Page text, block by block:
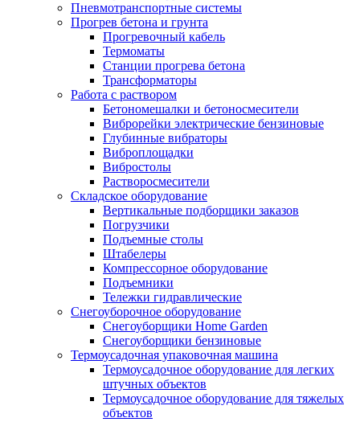
Пневмотранспортные системы
Прогрев бетона и грунта
Прогревочный кабель
Термоматы
Станции прогрева бетона
Трансформаторы
Работа с раствором
Бетономешалки и бетоносмесители
Виброрейки электрические бензиновые
Глубинные вибраторы
Виброплощадки
Вибростолы
Растворосмесители
Складское оборудование
Вертикальные подборщики заказов
Погрузчики
Подъемные столы
Штабелеры
Компрессорное оборудование
Подъемники
Тележки гидравлические
Снегоуборочное оборудование
Снегоуборщики Home Garden
Снегоуборщики бензиновые
Термоусадочная упаковочная машина
Термоусадочное оборудование для легких
штучных объектов
Термоусадочное оборудование для тяжелых
объектов